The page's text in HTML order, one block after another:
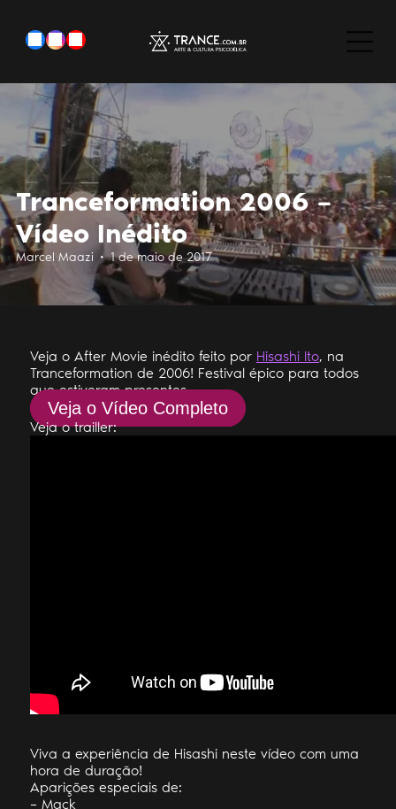
Tranceformation 2006 –
Vídeo Inédito
Marcel Maazi • 1 de maio de 2017
Veja o After Movie inédito feito por Hisashi Ito, na
Tranceformation de 2006! Festival épico para todos
que estiveram presentes.
Veja o Vídeo Completo
Veja o trailler:
Viva a experiência de Hisashi neste vídeo com uma
hora de duração!
Aparições especiais de:
– Mack